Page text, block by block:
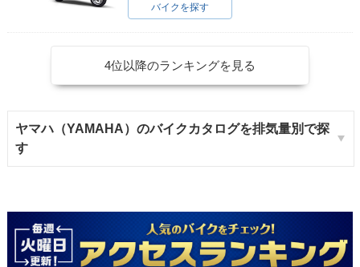
バイクを探す
4位以降のランキングを見る
ヤマハ（YAMAHA）のバイクカタログを排気量別で探
す